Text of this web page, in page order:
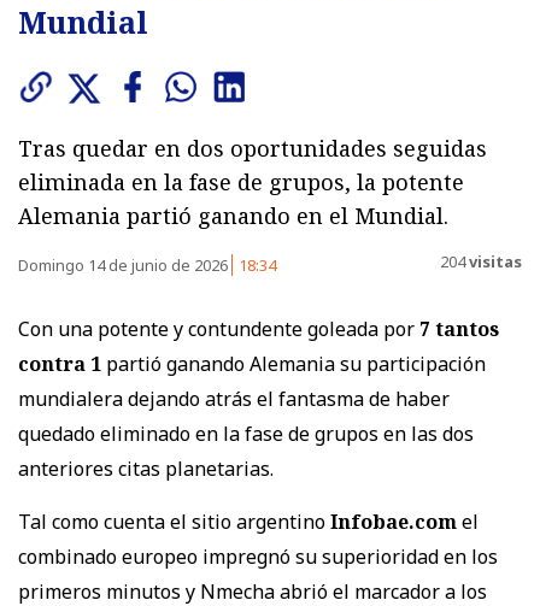
Mundial
Tras quedar en dos oportunidades seguidas
eliminada en la fase de grupos, la potente
Alemania partió ganando en el Mundial.
Domingo 14 de junio de 2026 18:34 204visitas
Con una potente y contundente goleada por 7 tantos
contra 1 partió ganando Alemania su participación
mundialera dejando atrás el fantasma de haber
quedado eliminado en la fase de grupos en las dos
anteriores citas planetarias.
Tal como cuenta el sitio argentinoInfobae.comel
combinado europeo impregnó su superioridad en los
primeros minutos y Nmecha abrió el marcador a los